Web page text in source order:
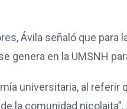
Ávila señaló que
genera en la UMSNH
universitaria, al
la comunidad